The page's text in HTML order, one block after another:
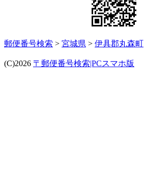
郵便番号検索 > 宮城県 > 伊具郡丸森町
(C)2026 〒郵便番号検索|PCスマホ版